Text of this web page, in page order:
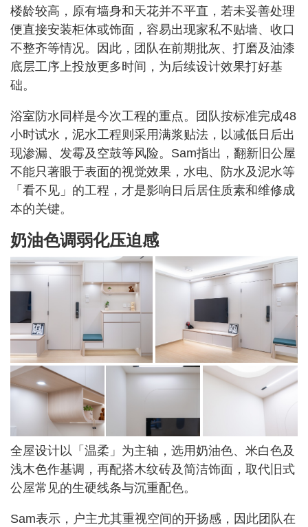
楼龄较高，原有墙身和天花并不平直，若未妥善处理
便直接安装柜体或饰面，容易出现家私不贴墙、收口
不整齐等情况。因此，团队在前期批灰、打磨及油漆
底层工序上投放更多时间，为后续设计效果打好基
础。
浴室防水同样是今次工程的重点。团队按标准完成48
小时试水，泥水工程则采用满浆贴法，以减低日后出
现渗漏、发霉及空鼓等风险。Sam指出，翻新旧公屋
不能只著眼于表面的视觉效果，水电、防水及泥水等
「看不见」的工程，才是影响日后居住质素和维修成
本的关键。
奶油色调弱化压迫感
全屋设计以「温柔」为主轴，选用奶油色、米白色及
浅木色作基调，再配搭木纹砖及简洁饰面，取代旧式
公屋常见的生硬线条与沉重配色。
Sam表示，户主尤其重视空间的开扬感，因此团队在